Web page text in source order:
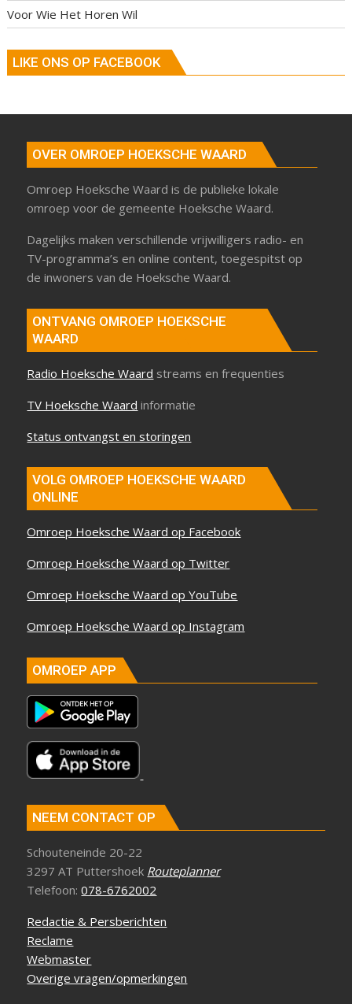
Voor Wie Het Horen Wil
LIKE ONS OP FACEBOOK
OVER OMROEP HOEKSCHE WAARD
Omroep Hoeksche Waard is de publieke lokale
omroep voor de gemeente Hoeksche Waard.
Dagelijks maken verschillende vrijwilligers radio- en
TV-programma’s en online content, toegespitst op
de inwoners van de Hoeksche Waard.
ONTVANG OMROEP HOEKSCHE
WAARD
Radio Hoeksche Waard streams en frequenties
TV Hoeksche Waard informatie
Status ontvangst en storingen
VOLG OMROEP HOEKSCHE WAARD
ONLINE
Omroep Hoeksche Waard op Facebook
Omroep Hoeksche Waard op Twitter
Omroep Hoeksche Waard op YouTube
Omroep Hoeksche Waard op Instagram
OMROEP APP
NEEM CONTACT OP
Schouteneinde 20-22
3297 AT Puttershoek Routeplanner
Telefoon:078-6762002
Redactie & Persberichten
Reclame
Webmaster
Overige vragen/opmerkingen